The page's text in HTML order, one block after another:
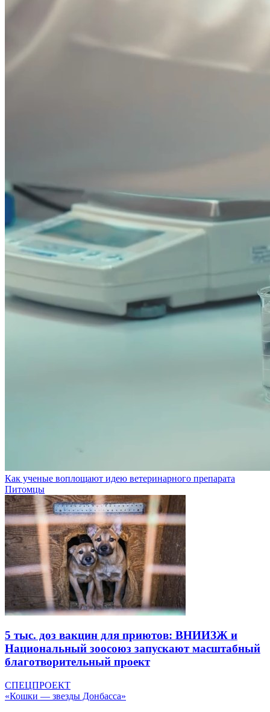
Как ученые воплощают идею ветеринарного препарата
Питомцы
5 тыс. доз вакцин для приютов: ВНИИЗЖ и
Национальный зоосоюз запускают масштабный
благотворительный проект
СПЕЦПРОЕКТ
«Кошки — звезды Донбасса»